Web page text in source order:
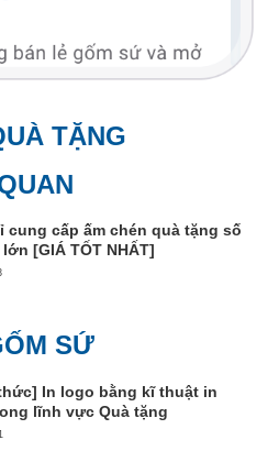
TẶNG
cung cấp ấm chén quà tặng số
[GIÁ TỐT NHẤT]
SỨ
In logo bằng kĩ thuật in
lĩnh vực Quà tặng